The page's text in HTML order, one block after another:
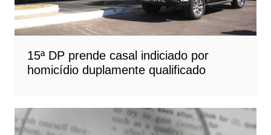
15ª DP prende casal indiciado por
homicídio duplamente qualificado